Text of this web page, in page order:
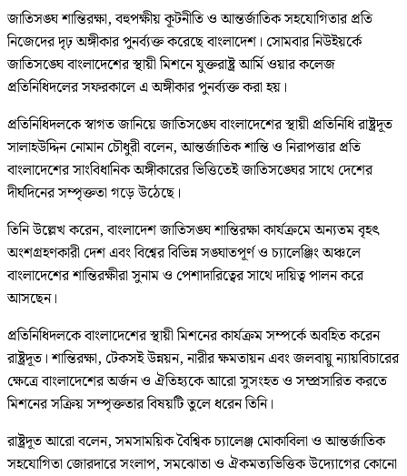
জাতিসঙ্ঘ শান্তিরক্ষা, বহুপক্ষীয় কূটনীতি ও আন্তর্জাতিক সহযোগিতার প্রতি
নিজেদের দৃঢ় অঙ্গীকার পুনর্ব্যক্ত করেছে বাংলাদেশ। সোমবার নিউইয়র্কে
জাতিসঙ্ঘে বাংলাদেশের স্থায়ী মিশনে যুক্তরাষ্ট্র আর্মি ওয়ার কলেজ
প্রতিনিধিদলের সফরকালে এ অঙ্গীকার পুনর্ব্যক্ত করা হয়।
প্রতিনিধিদলকে স্বাগত জানিয়ে জাতিসঙ্ঘে বাংলাদেশের স্থায়ী প্রতিনিধি রাষ্ট্রদূত
সালাহউদ্দিন নোমান চৌধুরী বলেন, আন্তর্জাতিক শান্তি ও নিরাপত্তার প্রতি
বাংলাদেশের সাংবিধানিক অঙ্গীকারের ভিত্তিতেই জাতিসঙ্ঘের সাথে দেশের
দীর্ঘদিনের সম্পৃক্ততা গড়ে উঠেছে।
তিনি উল্লেখ করেন, বাংলাদেশ জাতিসঙ্ঘ শান্তিরক্ষা কার্যক্রমে অন্যতম বৃহৎ
অংশগ্রহণকারী দেশ এবং বিশ্বের বিভিন্ন সঙ্ঘাতপূর্ণ ও চ্যালেঞ্জিং অঞ্চলে
বাংলাদেশের শান্তিরক্ষীরা সুনাম ও পেশাদারিত্বের সাথে দায়িত্ব পালন করে
আসছেন।
প্রতিনিধিদলকে বাংলাদেশের স্থায়ী মিশনের কার্যক্রম সম্পর্কে অবহিত করেন
রাষ্ট্রদূত। শান্তিরক্ষা, টেকসই উন্নয়ন, নারীর ক্ষমতায়ন এবং জলবায়ু ন্যায়বিচারের
ক্ষেত্রে বাংলাদেশের অর্জন ও ঐতিহ্যকে আরো সুসংহত ও সম্প্রসারিত করতে
মিশনের সক্রিয় সম্পৃক্ততার বিষয়টি তুলে ধরেন তিনি।
রাষ্ট্রদূত আরো বলেন, সমসাময়িক বৈশ্বিক চ্যালেঞ্জ মোকাবিলা ও আন্তর্জাতিক
সহযোগিতা জোরদারে সংলাপ, সমঝোতা ও ঐকমত্যভিত্তিক উদ্যোগের কোনো